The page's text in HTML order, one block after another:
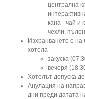
централна
кана - чай и
чехли,
Изхранването е на
хотела -
закуска
вечеря
Хотелът допуска
Анулация на
дни преди датата